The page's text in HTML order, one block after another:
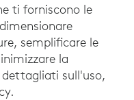
ti forniscono le
semplificare le
la
sull'uso,